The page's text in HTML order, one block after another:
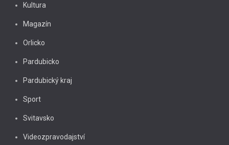
Kultura
Magazín
Orlicko
Pardubicko
Pardubický kraj
Sport
Svitavsko
Videozpravodajství